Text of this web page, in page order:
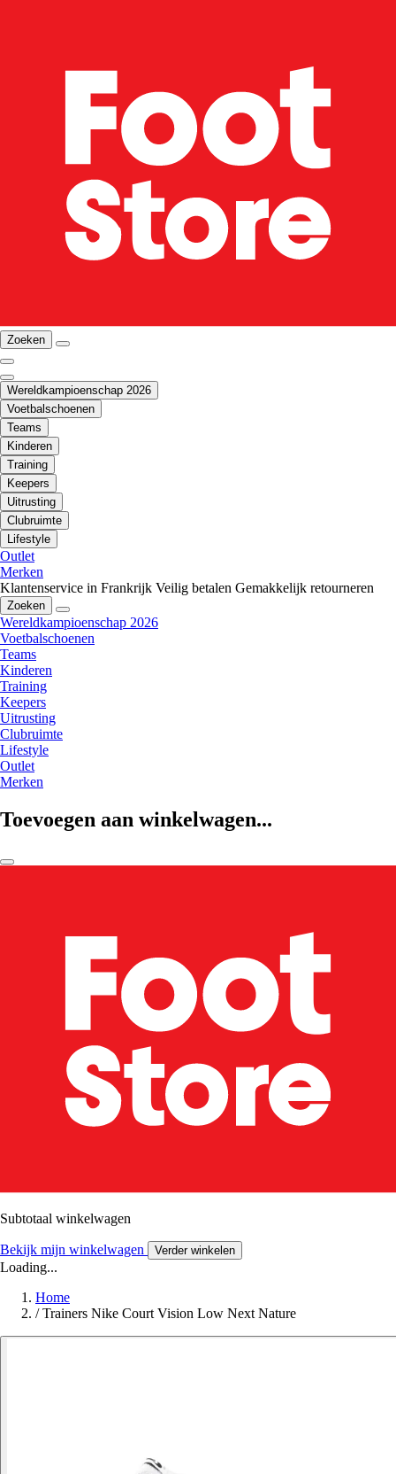
Zoeken
Wereldkampioenschap 2026
Voetbalschoenen
Teams
Kinderen
Training
Keepers
Uitrusting
Clubruimte
Lifestyle
Outlet
Merken
Klantenservice in Frankrijk Veilig betalen Gemakkelijk retourneren
Zoeken
Wereldkampioenschap 2026
Voetbalschoenen
Teams
Kinderen
Training
Keepers
Uitrusting
Clubruimte
Lifestyle
Outlet
Merken
Toevoegen aan winkelwagen...
Subtotaal winkelwagen
Bekijk mijn winkelwagen Verder winkelen
Loading...
Home
/ Trainers Nike Court Vision Low Next Nature